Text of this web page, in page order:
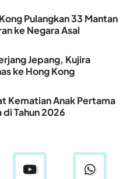
Pulangkan 33 Mantan
ke Negara Asal
Jepang, Kujira
ke Hong Kong
Kematian Anak Pertama
Tahun 2026